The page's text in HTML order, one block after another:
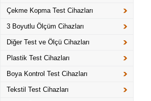
Çekme Kopma Test Cihazları
3 Boyutlu Ölçüm Cihazları
Diğer Test ve Ölçü Cihazları
Plastik Test Cihazları
Boya Kontrol Test Cihazları
Tekstil Test Cihazları